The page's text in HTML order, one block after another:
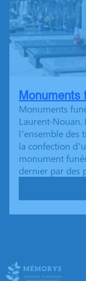
Monuments
Monuments
Laurent-Nouan.
l’ensemble des
la confection
monument
dernier par des